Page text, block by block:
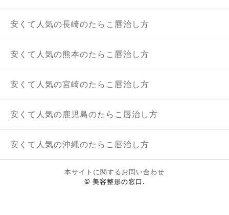
安くて人気の長崎のたらこ唇治し方
安くて人気の熊本のたらこ唇治し方
安くて人気の宮崎のたらこ唇治し方
安くて人気の鹿児島のたらこ唇治し方
安くて人気の沖縄のたらこ唇治し方
本サイトに関するお問い合わせ
© 美容整形の窓口.